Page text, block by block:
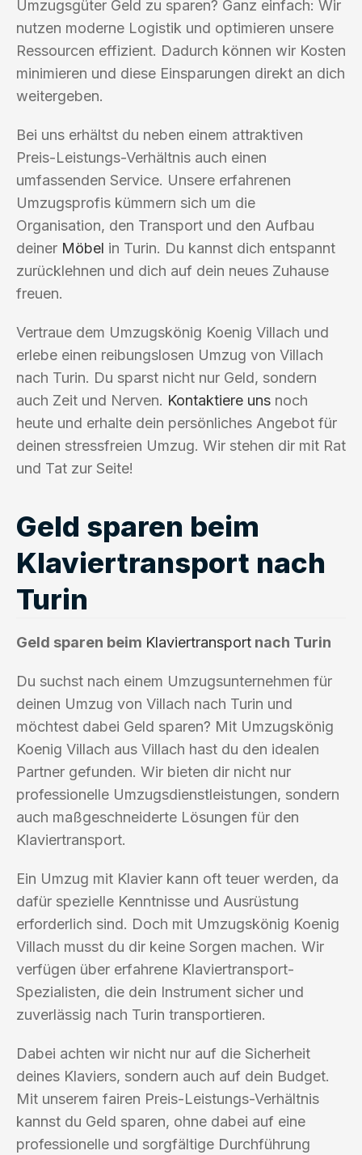
Umzugsgüter Geld zu sparen? Ganz einfach: Wir
nutzen moderne Logistik und optimieren unsere
Ressourcen effizient. Dadurch können wir Kosten
minimieren und diese Einsparungen direkt an dich
weitergeben.
Bei uns erhältst du neben einem attraktiven
Preis-Leistungs-Verhältnis auch einen
umfassenden Service. Unsere erfahrenen
Umzugsprofis kümmern sich um die
Organisation, den Transport und den Aufbau
deiner Möbel in Turin. Du kannst dich entspannt
zurücklehnen und dich auf dein neues Zuhause
freuen.
Vertraue dem Umzugskönig Koenig Villach und
erlebe einen reibungslosen Umzug von Villach
nach Turin. Du sparst nicht nur Geld, sondern
auch Zeit und Nerven. Kontaktiere uns noch
heute und erhalte dein persönliches Angebot für
deinen stressfreien Umzug. Wir stehen dir mit Rat
und Tat zur Seite!
Geld sparen beim
Klaviertransport nach
Turin
Geld sparen beim Klaviertransport nach Turin
Du suchst nach einem Umzugsunternehmen für
deinen Umzug von Villach nach Turin und
möchtest dabei Geld sparen? Mit Umzugskönig
Koenig Villach aus Villach hast du den idealen
Partner gefunden. Wir bieten dir nicht nur
professionelle Umzugsdienstleistungen, sondern
auch maßgeschneiderte Lösungen für den
Klaviertransport.
Ein Umzug mit Klavier kann oft teuer werden, da
dafür spezielle Kenntnisse und Ausrüstung
erforderlich sind. Doch mit Umzugskönig Koenig
Villach musst du dir keine Sorgen machen. Wir
verfügen über erfahrene Klaviertransport-
Spezialisten, die dein Instrument sicher und
zuverlässig nach Turin transportieren.
Dabei achten wir nicht nur auf die Sicherheit
deines Klaviers, sondern auch auf dein Budget.
Mit unserem fairen Preis-Leistungs-Verhältnis
kannst du Geld sparen, ohne dabei auf eine
professionelle und sorgfältige Durchführung